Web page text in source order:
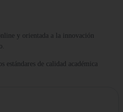
y orientada a la innovación
de calidad académica